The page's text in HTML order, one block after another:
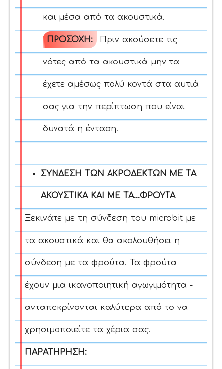
και μέσα από τα ακουστικά.
ΠΡΟΣΟΧΗ: Πριν ακούσετε τις
νότες από τα ακουστικά μην τα
έχετε αμέσως πολύ κοντά στα αυτιά
σας για την περίπτωση που είναι
δυνατά η ένταση.
ΣΥΝΔΕΣΗ ΤΩΝ ΑΚΡΟΔΕΚΤΩΝ ΜΕ ΤΑ
ΑΚΟΥΣΤΙΚΑ ΚΑΙ ΜΕ ΤΑ...ΦΡΟΥΤΑ
Ξεκινάτε με τη σύνδεση του microbit με
τα ακουστικά και θα ακολουθήσει η
σύνδεση με τα φρούτα. Τα φρούτα
έχουν μια ικανοποιητική αγωγιμότητα -
ανταποκρίνονται καλύτερα από το να
χρησιμοποιείτε τα χέρια σας.
ΠΑΡΑΤΗΡΗΣΗ: